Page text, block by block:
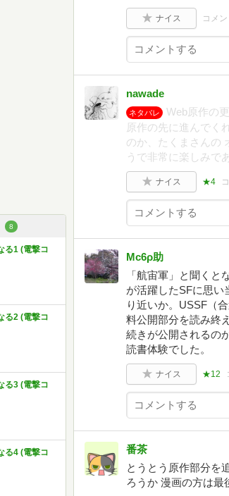
8
る1 (電撃コ
る2 (電撃コ
る3 (電撃コ
る4 (電撃コ
ナイス コメ
nawade
ネタバレ
Web原作の
原作の先に進んでく
のか、たくまさんの
うで非常に楽しみで
ナイス ★4
Mc6ρ助
「航宙軍」と聞くと
が活躍したSFに思い
り近いか。USSF（
料公開部分を読み終
続きが公開されるの
読書体験でした。
ナイス ★12
番茶
とうとう原作部分を
ろうか 漫画の方は最